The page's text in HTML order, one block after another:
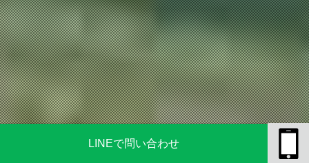
LINEで問い合わせ